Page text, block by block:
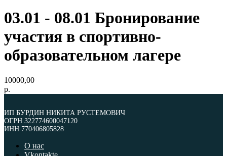
03.01 - 08.01 Бронирование
участия в спортивно-
образовательном лагере
10000,00
р.
ИП БУРДИН НИКИТА РУСТЕМОВИЧ
ОГРН 322774600047120
ИНН 770406805828
О нас